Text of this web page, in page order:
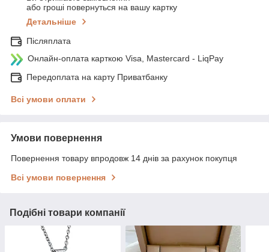
або гроші повернуться на вашу картку
Детальніше
Післяплата
Онлайн-оплата карткою Visa, Mastercard - LiqPay
Передоплата на карту Приватбанку
Всі умови оплати
Умови повернення
Повернення товару впродовж 14 днів за рахунок покупця
Всі умови повернення
Подібні товари компанії